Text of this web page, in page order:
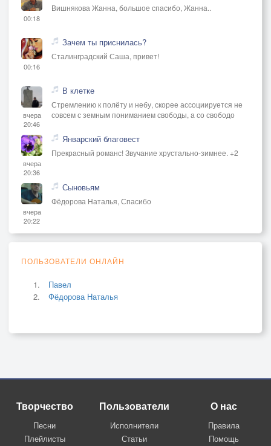
00:18
Вишнякова Жанна, большое спасибо, Жанна..
00:16
Зачем ты приснилась?
Сталинградский Саша, привет!
вчера
20:46
В клетке
Стремлению к полёту и небу, скорее ассоциируется не
совсем с земным пониманием свободы, а со свободо
вчера
20:36
Январский благовест
Прекрасный романс! Звучание хрустально-зимнее. +2
вчера
20:22
Сыновьям
Фёдорова Наталья, Спасибо
ПОЛЬЗОВАТЕЛИ ОНЛАЙН
Павел
Фёдорова Наталья
Творчество
Песни
Плейлисты
Пользователи
Исполнители
Статьи
О нас
Правила
Помощь